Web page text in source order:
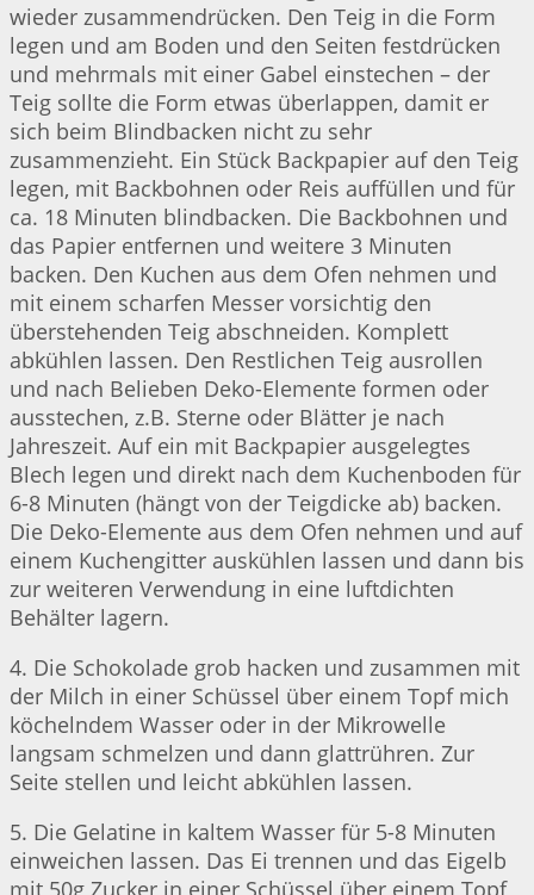
wieder zusammendrücken. Den Teig in die Form
legen und am Boden und den Seiten festdrücken
und mehrmals mit einer Gabel einstechen – der
Teig sollte die Form etwas überlappen, damit er
sich beim Blindbacken nicht zu sehr
zusammenzieht. Ein Stück Backpapier auf den Teig
legen, mit Backbohnen oder Reis auffüllen und für
ca. 18 Minuten blindbacken. Die Backbohnen und
das Papier entfernen und weitere 3 Minuten
backen. Den Kuchen aus dem Ofen nehmen und
mit einem scharfen Messer vorsichtig den
überstehenden Teig abschneiden. Komplett
abkühlen lassen. Den Restlichen Teig ausrollen
und nach Belieben Deko-Elemente formen oder
ausstechen, z.B. Sterne oder Blätter je nach
Jahreszeit. Auf ein mit Backpapier ausgelegtes
Blech legen und direkt nach dem Kuchenboden für
6-8 Minuten (hängt von der Teigdicke ab) backen.
Die Deko-Elemente aus dem Ofen nehmen und auf
einem Kuchengitter auskühlen lassen und dann bis
zur weiteren Verwendung in eine luftdichten
Behälter lagern.
4. Die Schokolade grob hacken und zusammen mit
der Milch in einer Schüssel über einem Topf mich
köchelndem Wasser oder in der Mikrowelle
langsam schmelzen und dann glattrühren. Zur
Seite stellen und leicht abkühlen lassen.
5. Die Gelatine in kaltem Wasser für 5-8 Minuten
einweichen lassen. Das Ei trennen und das Eigelb